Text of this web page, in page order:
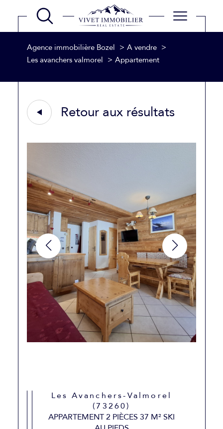
Agence immobilière Bozel
A vendre
Les avanchers valmorel
Appartement
Retour aux résultats
Les Avanchers-Valmorel
(73260)
APPARTEMENT 2 PIÈCES 37 M² SKI